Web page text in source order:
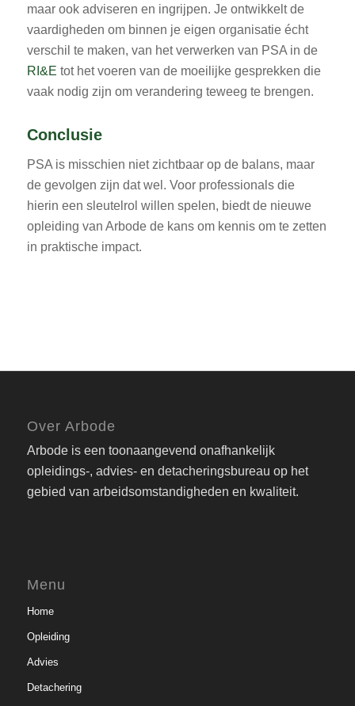
maar ook adviseren en ingrijpen. Je ontwikkelt de
vaardigheden om binnen je eigen organisatie écht
verschil te maken, van het verwerken van PSA in de
RI&E tot het voeren van de moeilijke gesprekken die
vaak nodig zijn om verandering teweeg te brengen.
Conclusie
PSA is misschien niet zichtbaar op de balans, maar
de gevolgen zijn dat wel. Voor professionals die
hierin een sleutelrol willen spelen, biedt de nieuwe
opleiding van Arbode de kans om kennis om te zetten
in praktische impact.
Over Arbode
Arbode is een toonaangevend onafhankelijk
opleidings-, advies- en detacheringsbureau op het
gebied van arbeidsomstandigheden en kwaliteit.
Menu
Home
Opleiding
Advies
Detachering